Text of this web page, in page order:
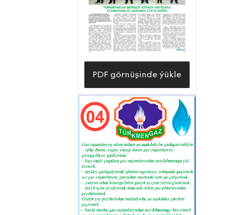
ýerine ýetirilýär.
PDF görnüşinde ýükle